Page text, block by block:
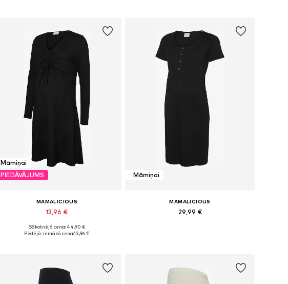
Māmiņai
PIEDĀVĀJUMS
MAMALICIOUS
13,96 €
Pieejamie izmēri: 36, 38, 40, 42, 44
Sākotnējā cena: 44,90 €
Pēdējā zemākā cena:13,96 €
Māmiņai
MAMALICIOUS
29,99 €